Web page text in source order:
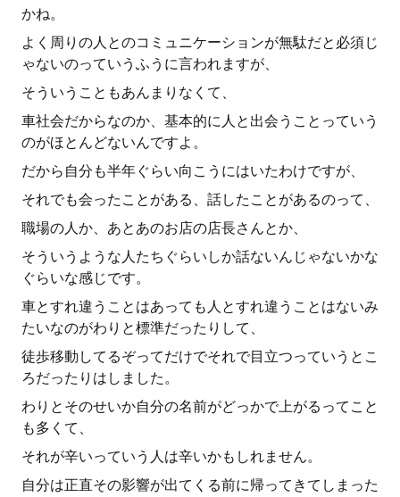
かね。
よく周りの人とのコミュニケーションが無駄だと必須じ
ゃないのっていうふうに言われますが、
そういうこともあんまりなくて、
車社会だからなのか、基本的に人と出会うことっていう
のがほとんどないんですよ。
だから自分も半年ぐらい向こうにはいたわけですが、
それでも会ったことがある、話したことがあるのって、
職場の人か、あとあのお店の店長さんとか、
そういうような人たちぐらいしか話ないんじゃないかな
ぐらいな感じです。
車とすれ違うことはあっても人とすれ違うことはないみ
たいなのがわりと標準だったりして、
徒歩移動してるぞってだけでそれで目立つっていうとこ
ろだったりはしました。
わりとそのせいか自分の名前がどっかで上がるってこと
も多くて、
それが辛いっていう人は辛いかもしれません。
自分は正直その影響が出てくる前に帰ってきてしまった